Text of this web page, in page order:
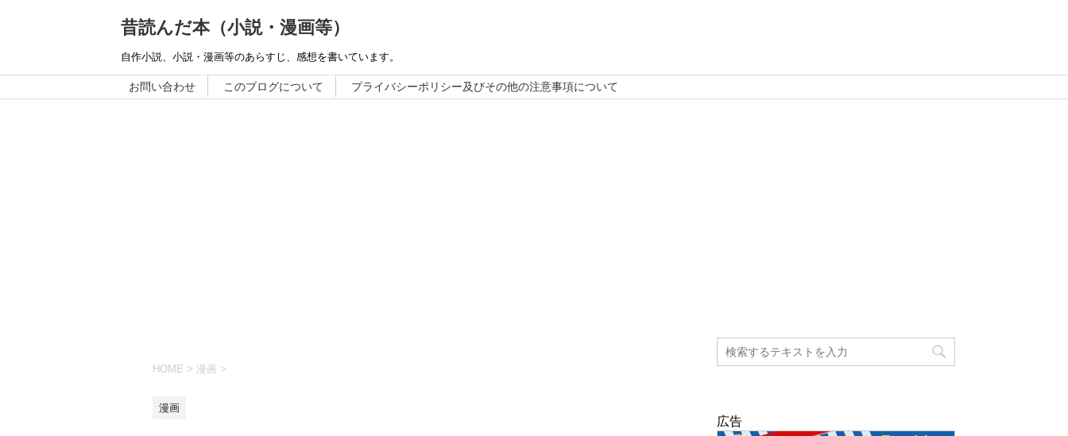
昔読んだ本（小説・漫画等）
自作小説、小説・漫画等のあらすじ、感想を書いています。
お問い合わせ このブログについて プライバシーポリシー及びその他の注意事項について
HOME > 漫画 >
漫画
広告